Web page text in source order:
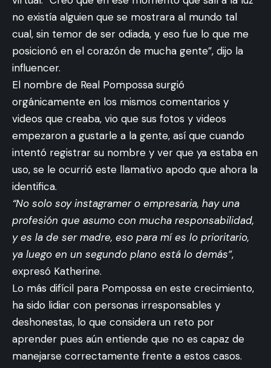
no existía alguien que se mostrara al mundo tal
cual, sin temor de ser odiada, y eso fue lo que me
posicionó en el corazón de mucha gente”, dijo la
influencer.
El nombre de Real Pompossa surgió
orgánicamente en los mismos comentarios y
videos que creaba, vio que sus fotos y videos
empezaron a gustarle a la gente, así que cuando
intentó registrar su nombre y ver que ya estaba en
uso, se le ocurrió este llamativo apodo que ahora la
identifica.
“No solo soy instagramer o empresaria, hay una
profesión que asumo con mucha responsabilidad,
y es la de ser madre, eso para mí es lo prioritario,
ya luego en un segundo plano está lo demás”,
expresó Katherine.
Lo más difícil para Pompossa en este crecimiento,
ha sido lidiar con personas irresponsables y
deshonestas, lo que considera un reto por
aprender pues aún entiende que no es capaz de
manejarse correctamente frente a estos casos.